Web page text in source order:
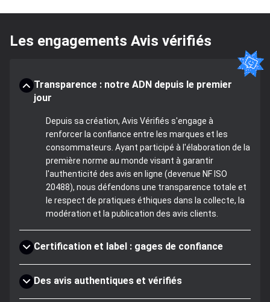
Les engagements Avis vérifiés
Transparence : notre ADN depuis le premier
jour
Depuis sa création, Avis Vérifiés s'engage à
renforcer la confiance entre les marques et les
consommateurs. Ayant participé à l'élaboration de la
première norme au monde visant à garantir
l'authenticité des avis en ligne (devenue NF ISO
20488), nous défendons une transparence totale et
le respect de pratiques éthiques dans la collecte, la
modération et la publication des avis clients.
Certification et label : gages de confiance
Des avis authentiques et vérifiés